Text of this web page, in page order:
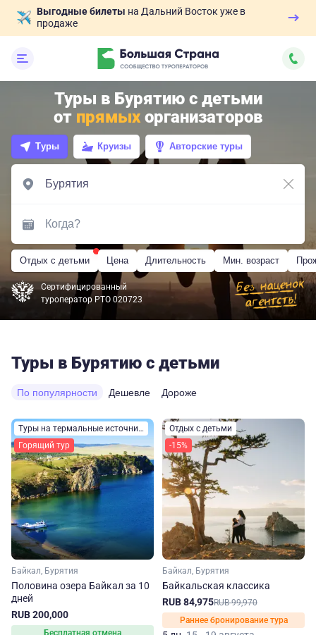
Выгодные билеты на Дальний Восток уже в
продаже
Туры в Бурятию с детьми
от прямых организаторов
Туры Круизы Авторские туры
Отдых с детьми Цена Длительность Мин. возраст
Сертифицированный
туроператор РТО 020723
Туры в Бурятию с детьми
По популярности Дешевле Дороже
Туры на термальные источники
Горящий тур
Байкал, Бурятия
Половина озера Байкал за 10
дней
RUB 200,000
Бесплатная отмена
Отдых с детьми
-15%
Байкал, Бурятия
Байкальская классика
RUB 84,975RUB 99,970
Раннее бронирование тура